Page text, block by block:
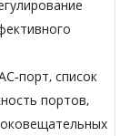
список
портов,